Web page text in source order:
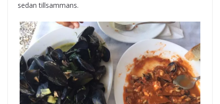
sedan tillsammans.